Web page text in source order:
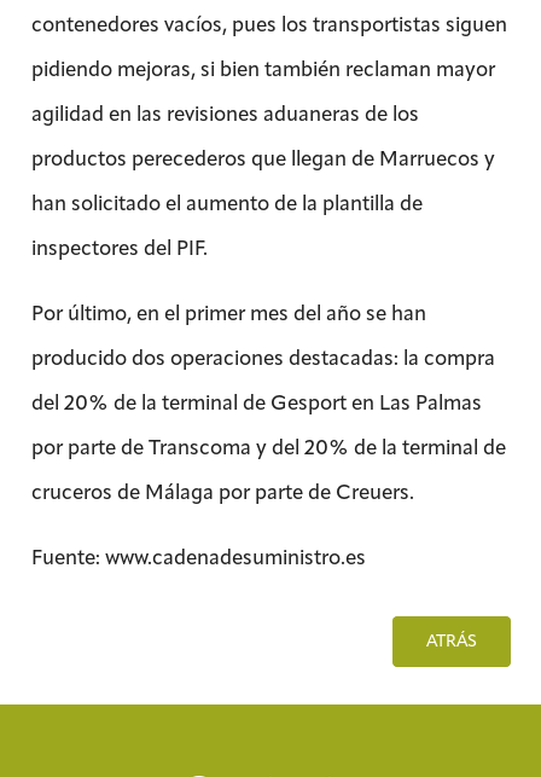
contenedores vacíos, pues los transportistas siguen
pidiendo mejoras, si bien también reclaman mayor
agilidad en las revisiones aduaneras de los
productos perecederos que llegan de Marruecos y
han solicitado el aumento de la plantilla de
inspectores del PIF.
Por último, en el primer mes del año se han
producido dos operaciones destacadas: la compra
del 20% de la terminal de Gesport en Las Palmas
por parte de Transcoma y del 20% de la terminal de
cruceros de Málaga por parte de Creuers.
Fuente: www.cadenadesuministro.es
ATRÁS